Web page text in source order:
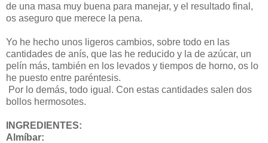
de una masa muy buena para manejar, y el resultado final,
os aseguro que merece la pena.
Yo he hecho unos ligeros cambios, sobre todo en las
cantidades de anís, que las he reducido y la de azúcar, un
pelín más, también en los levados y tiempos de horno, os lo
he puesto entre paréntesis.
Por lo demás, todo igual. Con estas cantidades salen dos
bollos hermosotes.
INGREDIENTES:
Almíbar: